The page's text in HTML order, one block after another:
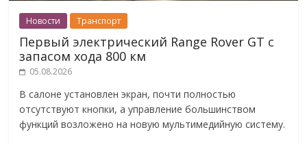
Новости Транспорт
Первый электрический Range Rover GT с
запасом хода 800 км
05.08.2026
В салоне установлен экран, почти полностью
отсутствуют кнопки, а управление большинством
функций возложено на новую мультимедийную систему.